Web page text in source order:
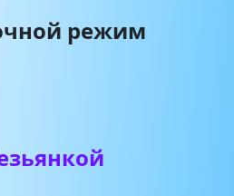
режим